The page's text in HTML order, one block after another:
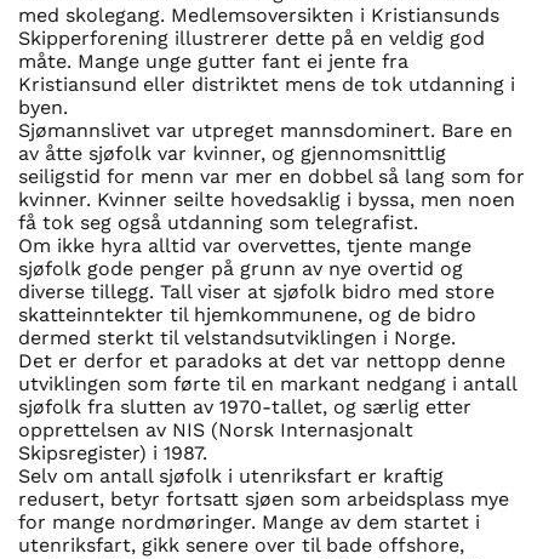
med skolegang. Medlemsoversikten i Kristiansunds
Skipperforening illustrerer dette på en veldig god
måte. Mange unge gutter fant ei jente fra
Kristiansund eller distriktet mens de tok utdanning i
byen.
Sjømannslivet var utpreget mannsdominert. Bare en
av åtte sjøfolk var kvinner, og gjennomsnittlig
seiligstid for menn var mer en dobbel så lang som for
kvinner. Kvinner seilte hovedsaklig i byssa, men noen
få tok seg også utdanning som telegrafist.
Om ikke hyra alltid var overvettes, tjente mange
sjøfolk gode penger på grunn av nye overtid og
diverse tillegg. Tall viser at sjøfolk bidro med store
skatteinntekter til hjemkommunene, og de bidro
dermed sterkt til velstandsutviklingen i Norge.
Det er derfor et paradoks at det var nettopp denne
utviklingen som førte til en markant nedgang i antall
sjøfolk fra slutten av 1970-tallet, og særlig etter
opprettelsen av NIS (Norsk Internasjonalt
Skipsregister) i 1987.
Selv om antall sjøfolk i utenriksfart er kraftig
redusert, betyr fortsatt sjøen som arbeidsplass mye
for mange nordmøringer. Mange av dem startet i
utenriksfart, gikk senere over til bade offshore,